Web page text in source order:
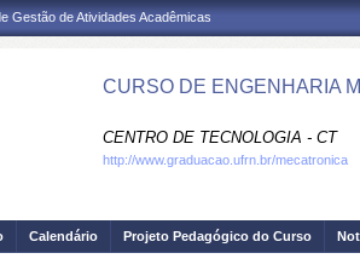
Gestão de Atividades Acadêmicas
CURSO DE ENGENHARIA
CENTRO DE TECNOLOGIA - CT
http://www.graduacao.ufrn.br/mecatronica
Calendário Projeto Pedagógico do Curso